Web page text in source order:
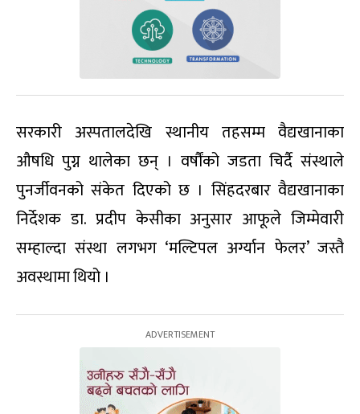
सरकारी अस्पतालदेखि स्थानीय तहसम्म वैद्यखानाका
औषधि पुग्न थालेका छन् । वर्षौंको जडता चिर्दै संस्थाले
पुनर्जीवनको संकेत दिएको छ । सिंहदरबार वैद्यखानाका
निर्देशक डा. प्रदीप केसीका अनुसार आफूले जिम्मेवारी
सम्हाल्दा संस्था लगभग ‘मल्टिपल अर्ग्यान फेलर’ जस्तै
अवस्थामा थियो ।